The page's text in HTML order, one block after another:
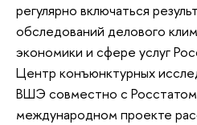
регулярно включаться
обследований делового
экономики и сфере услуг
Центр конъюнктурных
ВШЭ совместно с
международном проекте